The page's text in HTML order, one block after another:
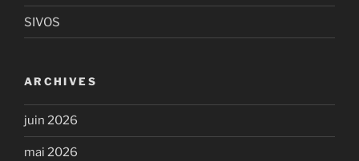
SIVOS
ARCHIVES
juin 2026
mai 2026